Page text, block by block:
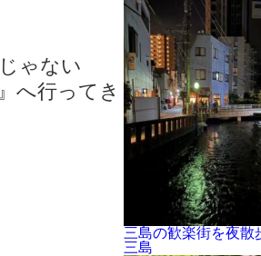
ゃない
へ行ってき
三島の歓楽街を夜散
三島